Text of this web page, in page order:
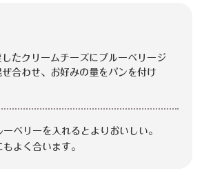
たクリームチーズにブルーベリージ
ぜ合わせ、お好みの量をパンを付け
ーベリーを入れるとよりおいしい。
よく合います。